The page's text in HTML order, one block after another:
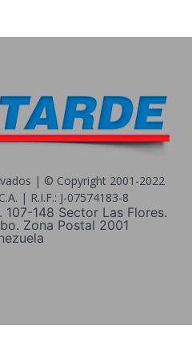
| © Copyright 2001-2022
| R.I.F.: J-07574183-8
148 Sector Las Flores.
Zona Postal 2001